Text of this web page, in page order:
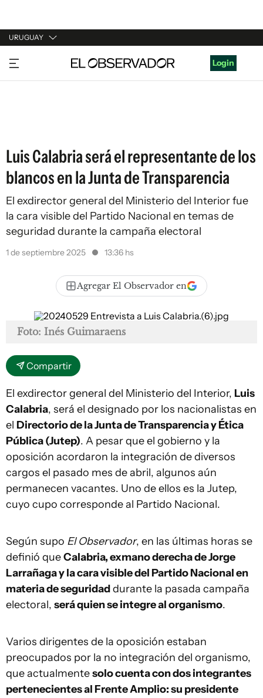
URUGUAY
URUGUAY
ARGENTINA
Login
Luis Calabria será el representante de los
blancos en la Junta de Transparencia
El exdirector general del Ministerio del Interior fue
la cara visible del Partido Nacional en temas de
seguridad durante la campaña electoral
1 de septiembre 2025 13:36 hs
Agregar El Observador en
Foto: Inés Guimaraens
Compartir
El exdirector general del Ministerio del Interior, Luis
Calabria, será el designado por los nacionalistas en
el Directorio de la Junta de Transparencia y Ética
Pública (Jutep). A pesar que el gobierno y la
oposición acordaron la integración de diversos
cargos el pasado mes de abril, algunos aún
permanecen vacantes. Uno de ellos es la Jutep,
cuyo cupo corresponde al Partido Nacional.
Según supo El Observador, en las últimas horas se
definió queCalabria, exmano derecha de Jorge
Larrañaga y la cara visible del Partido Nacional en
materia de seguridaddurante la pasada campaña
electoral, será quien se integre al organismo.
Varios dirigentes de la oposición estaban
preocupados por la no integración del organismo,
que actualmentesolo cuenta con dos integrantes
pertenecientes al Frente Amplio: su presidente